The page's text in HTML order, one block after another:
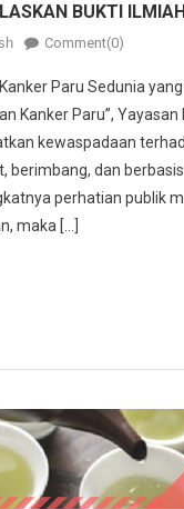
BUKTI
Comment(0)
Paru Sedunia
Kanker Paru”, Yayasan
kewaspadaan
dan
perhatian publik
maka […]